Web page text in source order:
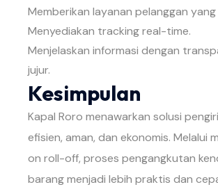
Memberikan layanan pelanggan
Menyediakan tracking real-time.
Menjelaskan informasi dengan
jujur.
Kesimpulan
Kapal Roro menawarkan solusi
efisien, aman, dan ekonomis. Melalui
on roll-off, proses pengangkutan
barang menjadi lebih praktis dan